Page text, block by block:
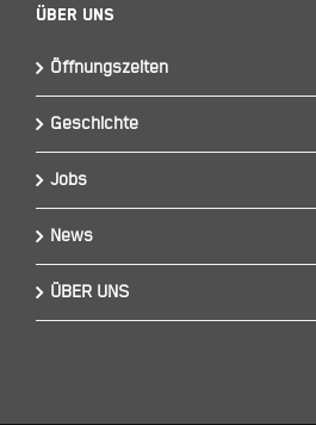
Über Uns
Öffnungszeiten
Geschichte
Jobs
News
ÜBER UNS